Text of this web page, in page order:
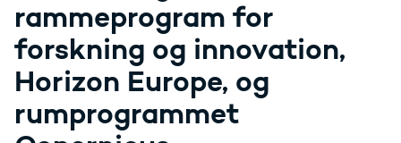
rammeprogram for
forskning og innovation,
Horizon Europe, og
rumprogrammet